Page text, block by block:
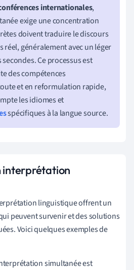
internationales,
exige une concentration
doivent traduire le discours
généralement avec un léger
Ce processus est
des compétences
et en reformulation rapide,
les idiomes et
spécifiques à la langue source.
interprétation
linguistique offrent un
peuvent survenir et des solutions
Voici quelques exemples de
simultanée est